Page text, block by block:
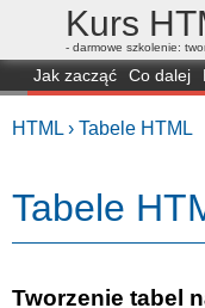
Kurs
- darmowe szkolenie:
Jak zacząć Co dalej
HTML › Tabele HTML
Tabele
Tworzenie tabel